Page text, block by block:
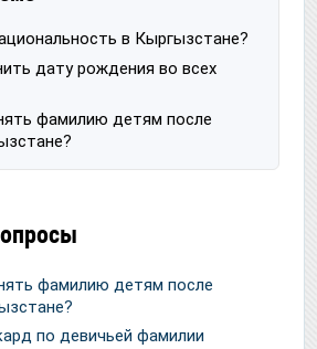
в Кыргызстане?
дату рождения во всех
фамилию детям после
фамилию детям после
по девичьей фамилии